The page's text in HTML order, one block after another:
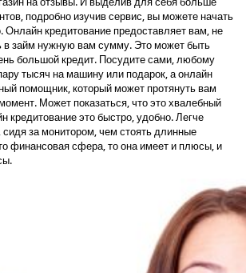
подробно изучив сервис, вы можете начать
Онлайн кредитование предоставляет вам, не
в займ нужную вам сумму. Это может быть
большой кредит. Посудите сами, любому
тысяч на машину или подарок, а онлайн
помощник, который может протянуть вам
Может показаться, что это хвалебный
кредитование это быстро, удобно. Легче
за монитором, чем стоять длинные
финансовая сфера, то она имеет и плюсы, и